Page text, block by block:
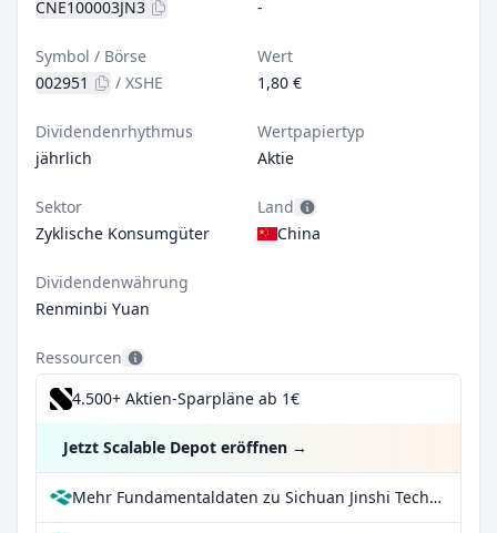
CNE100003JN3 -
Symbol / Börse
002951
/ XSHE
Wert
1,80 €
Dividendenrhythmus
jährlich
Wertpapiertyp
Aktie
Sektor
Zyklische Konsumgüter
Land
China
Dividendenwährung
Renminbi Yuan
Ressourcen
4.500+ Aktien-Sparpläne ab 1€
Jetzt Scalable Depot eröffnen →
Mehr Fundamentaldaten zu Sichuan Jinshi Technology Co Ltd Class A bei Parqet